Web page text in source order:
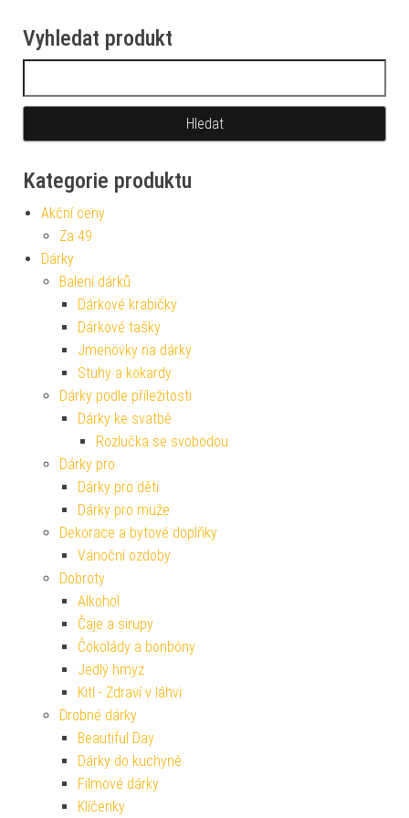
Vyhledat produkt
Kategorie produktu
Akční ceny
Za 49
Dárky
Balení dárků
Dárkové krabičky
Dárkové tašky
Jmenovky na dárky
Stuhy a kokardy
Dárky podle příležitosti
Dárky ke svatbě
Rozlučka se svobodou
Dárky pro
Dárky pro děti
Dárky pro muže
Dekorace a bytové doplňky
Vánoční ozdoby
Dobroty
Alkohol
Čaje a sirupy
Čokolády a bonbóny
Jedlý hmyz
Kitl - Zdraví v láhvi
Drobné dárky
Beautiful Day
Dárky do kuchyně
Filmové dárky
Klíčenky